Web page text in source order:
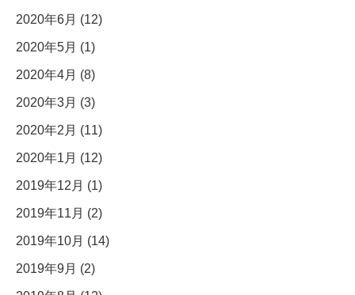
2020年6月 (12)
2020年5月 (1)
2020年4月 (8)
2020年3月 (3)
2020年2月 (11)
2020年1月 (12)
2019年12月 (1)
2019年11月 (2)
2019年10月 (14)
2019年9月 (2)